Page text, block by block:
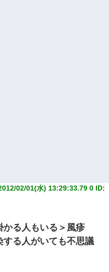
02/01(水) 13:29:33.79 0 ID:
かる人もいる＞風疹
る人がいても不思議